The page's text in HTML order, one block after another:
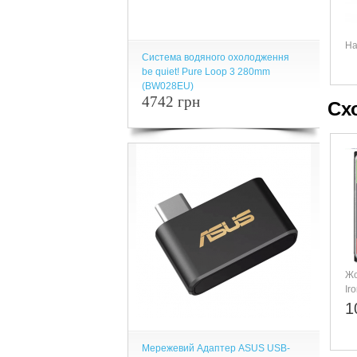
Система водяного охолодження
be quiet! Pure Loop 3 280mm
(BW028EU)
4742 грн
Мережевий Адаптер ASUS USB-